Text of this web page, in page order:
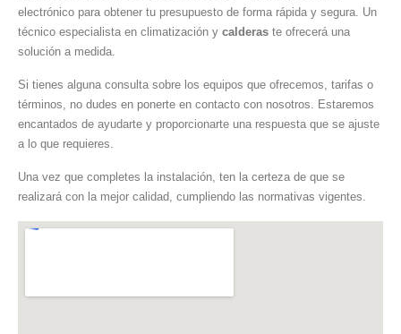
electrónico para obtener tu presupuesto de forma rápida y segura. Un
técnico especialista en climatización y calderas te ofrecerá una
solución a medida.
Si tienes alguna consulta sobre los equipos que ofrecemos, tarifas o
términos, no dudes en ponerte en contacto con nosotros. Estaremos
encantados de ayudarte y proporcionarte una respuesta que se ajuste
a lo que requieres.
Una vez que completes la instalación, ten la certeza de que se
realizará con la mejor calidad, cumpliendo las normativas vigentes.